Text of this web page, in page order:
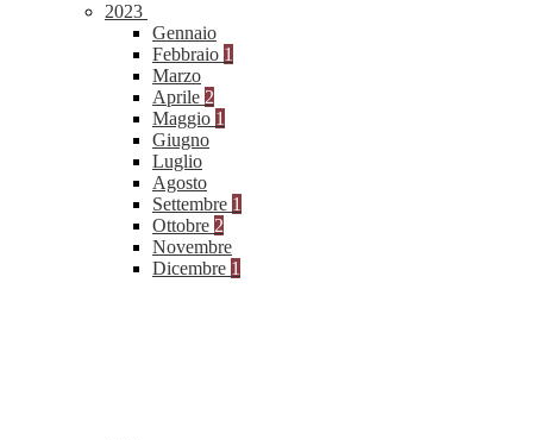
2023
Gennaio
Febbraio 1
Marzo
Aprile 2
Maggio 1
Giugno
Luglio
Agosto
Settembre 1
Ottobre 2
Novembre
Dicembre 1